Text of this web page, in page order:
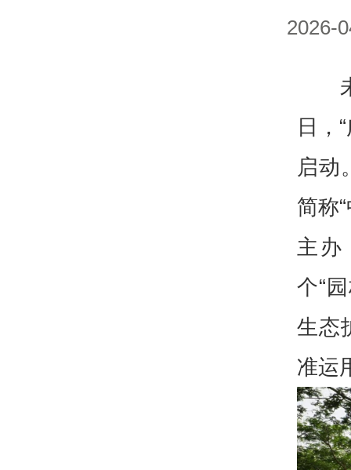
2026-
日，
启动
简称
主办
个“
生态
准运